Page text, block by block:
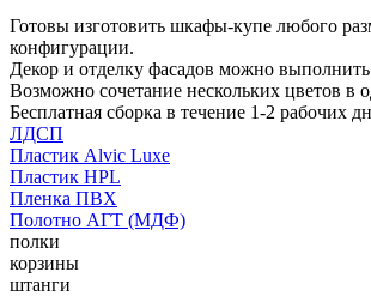
Готовы изготовить шкафы-купе любого
конфигурации.
Декор и отделку фасадов можно
Возможно сочетание нескольких цветов в
Бесплатная сборка в течение 1-2 рабочих
ЛДСП
Пластик Alvic Luxe
Пластик HPL
Пленка ПВХ
Полотно АГТ (МДФ)
полки
корзины
штанги